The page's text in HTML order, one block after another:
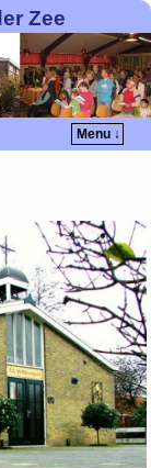
Zee
Menu ↓